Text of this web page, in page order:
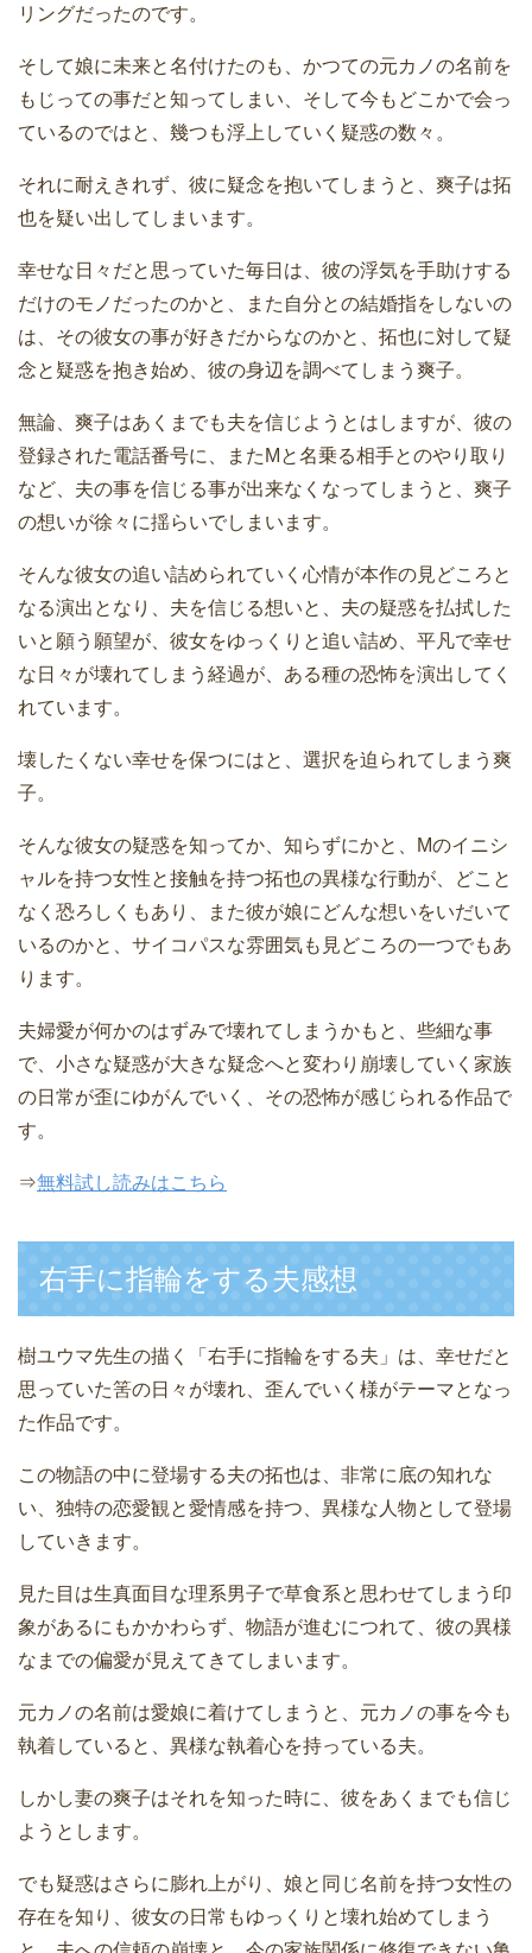
リングだったのです。
そして娘に未来と名付けたのも、かつての元カノの名前を
もじっての事だと知ってしまい、そして今もどこかで会っ
ているのではと、幾つも浮上していく疑惑の数々。
それに耐えきれず、彼に疑念を抱いてしまうと、爽子は拓
也を疑い出してしまいます。
幸せな日々だと思っていた毎日は、彼の浮気を手助けする
だけのモノだったのかと、また自分との結婚指をしないの
は、その彼女の事が好きだからなのかと、拓也に対して疑
念と疑惑を抱き始め、彼の身辺を調べてしまう爽子。
無論、爽子はあくまでも夫を信じようとはしますが、彼の
登録された電話番号に、またMと名乗る相手とのやり取り
など、夫の事を信じる事が出来なくなってしまうと、爽子
の想いが徐々に揺らいでしまいます。
そんな彼女の追い詰められていく心情が本作の見どころと
なる演出となり、夫を信じる想いと、夫の疑惑を払拭した
いと願う願望が、彼女をゆっくりと追い詰め、平凡で幸せ
な日々が壊れてしまう経過が、ある種の恐怖を演出してく
れています。
壊したくない幸せを保つにはと、選択を迫られてしまう爽
子。
そんな彼女の疑惑を知ってか、知らずにかと、Mのイニシ
ャルを持つ女性と接触を持つ拓也の異様な行動が、どこと
なく恐ろしくもあり、また彼が娘にどんな想いをいだいて
いるのかと、サイコパスな雰囲気も見どころの一つでもあ
ります。
夫婦愛が何かのはずみで壊れてしまうかもと、些細な事
で、小さな疑惑が大きな疑念へと変わり崩壊していく家族
の日常が歪にゆがんでいく、その恐怖が感じられる作品で
す。
⇒無料試し読みはこちら
右手に指輪をする夫感想
樹ユウマ先生の描く「右手に指輪をする夫」は、幸せだと
思っていた筈の日々が壊れ、歪んでいく様がテーマとなっ
た作品です。
この物語の中に登場する夫の拓也は、非常に底の知れな
い、独特の恋愛観と愛情感を持つ、異様な人物として登場
していきます。
見た目は生真面目な理系男子で草食系と思わせてしまう印
象があるにもかかわらず、物語が進むにつれて、彼の異様
なまでの偏愛が見えてきてしまいます。
元カノの名前は愛娘に着けてしまうと、元カノの事を今も
執着していると、異様な執着心を持っている夫。
しかし妻の爽子はそれを知った時に、彼をあくまでも信じ
ようとします。
でも疑惑はさらに膨れ上がり、娘と同じ名前を持つ女性の
存在を知り、彼女の日常もゆっくりと壊れ始めてしまう